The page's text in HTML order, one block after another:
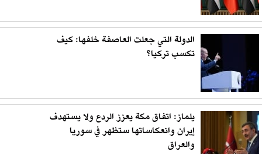
الدولة التي جعلت العاصفة خلفها: كيف
تكسب تركيا؟
يلماز: اتفاق مكة يعزز الردع ولا يستهدف
إيران وانعكاساتها ستظهر في سوريا
والعراق